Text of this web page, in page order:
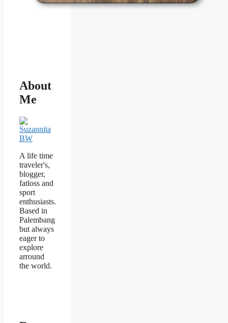
About
Me
A life time
traveler's,
blogger,
fatloss and
sport
enthusiasts.
Based in
Palembang
but always
eager to
explore
arround
the world.